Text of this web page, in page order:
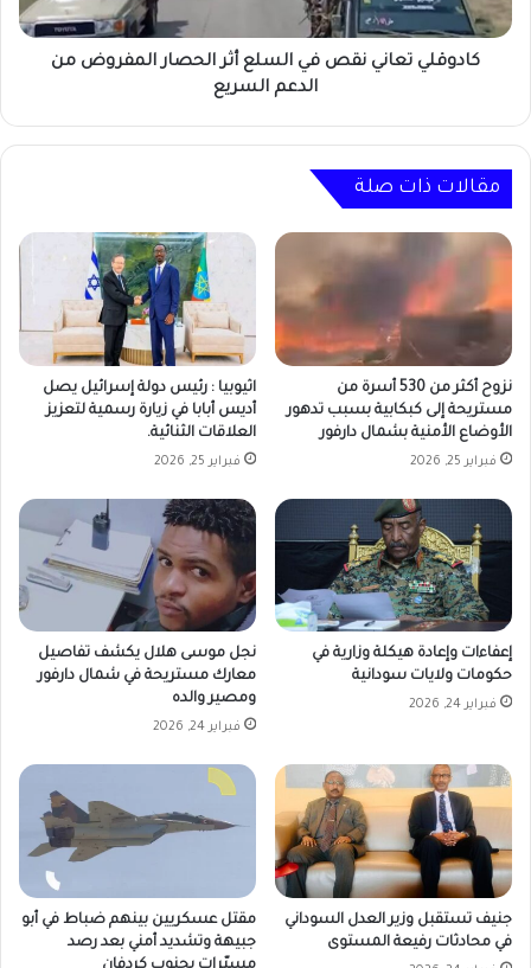
المفروض
من
الدعمكادوقلي تعاني نقص في السلع أثر الحصار المفروض من
الدعم السريع
مقالات ذات صلة
نزوح أكثر من 530 أسرة من
مستريحة إلى كبكابية بسبب تدهور
الأوضاع الأمنية بشمال دارفور
فبراير 25, 2026
اثيوبيا : رئيس دولة إسرائيل يصل
أديس أبابا في زيارة رسمية لتعزيز
العلاقات الثنائية.
فبراير 25, 2026
إعفاءات وإعادة هيكلة وزارية في
حكومات ولايات سودانية
فبراير 24, 2026
نجل موسى هلال يكشف تفاصيل
معارك مستريحة في شمال دارفور
ومصير والده
فبراير 24, 2026
جنيف تستقبل وزير العدل السوداني
في محادثات رفيعة المستوى
مقتل عسكريين بينهم ضباط في أبو
جبيهة وتشديد أمني بعد رصد